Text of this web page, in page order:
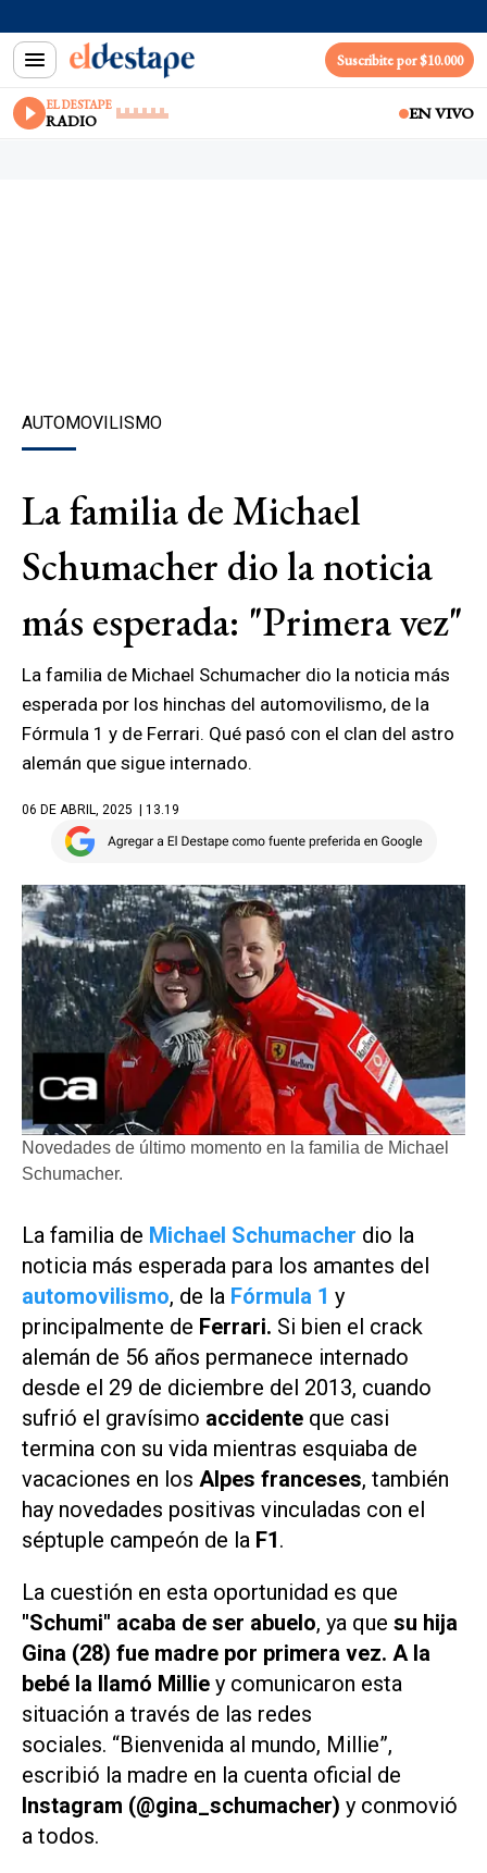
Suscribite por $10.000
EL DESTAPE
RADIO EN VIVO
AUTOMOVILISMO
La familia de Michael
Schumacher dio la noticia
más esperada: "Primera vez"
La familia de Michael Schumacher dio la noticia más
esperada por los hinchas del automovilismo, de la
Fórmula 1 y de Ferrari. Qué pasó con el clan del astro
alemán que sigue internado.
06 DE ABRIL, 2025 | 13.19
Novedades de último momento en la familia de Michael
Schumacher.
La familia de Michael Schumacher dio la
noticia más esperada para los amantes del
automovilismo, de la Fórmula 1 y
principalmente de Ferrari. Si bien el crack
alemán de 56 años permanece internado
desde el 29 de diciembre del 2013, cuando
sufrió el gravísimo accidente que casi
termina con su vida mientras esquiaba de
vacaciones en los Alpes franceses, también
hay novedades positivas vinculadas con el
séptuple campeón de la F1.
La cuestión en esta oportunidad es que
"Schumi" acaba de ser abuelo, ya que su hija
Gina (28) fue madre por primera vez. A la
bebé la llamó Millie y comunicaron esta
situación a través de las redes
sociales. “Bienvenida al mundo, Millie”,
escribió la madre en la cuenta oficial de
Instagram (@gina_schumacher) y conmovió
a todos.